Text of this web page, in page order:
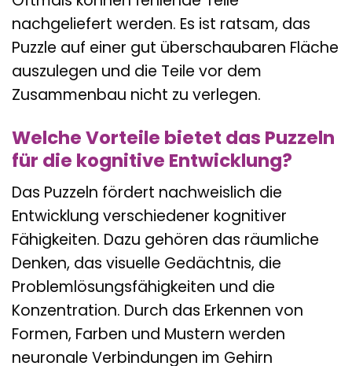
nachgeliefert werden. Es ist ratsam, das
Puzzle auf einer gut überschaubaren Fläche
auszulegen und die Teile vor dem
Zusammenbau nicht zu verlegen.
Welche Vorteile bietet das Puzzeln
für die kognitive Entwicklung?
Das Puzzeln fördert nachweislich die
Entwicklung verschiedener kognitiver
Fähigkeiten. Dazu gehören das räumliche
Denken, das visuelle Gedächtnis, die
Problemlösungsfähigkeiten und die
Konzentration. Durch das Erkennen von
Formen, Farben und Mustern werden
neuronale Verbindungen im Gehirn